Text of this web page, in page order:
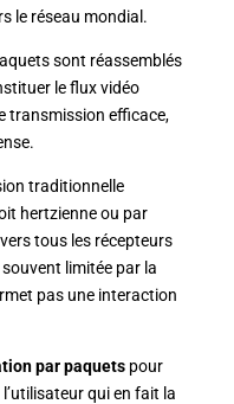
le réseau mondial.
sont réassemblés
le flux vidéo
transmission efficace,
traditionnelle
hertzienne ou par
tous les récepteurs
limitée par la
pas une interaction
par paquetspour
qui en fait la